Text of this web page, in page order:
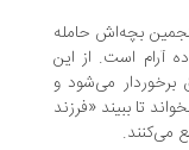
پنجمین بچه‌اش حامله
است. از این
می‌شود و
«فرزند